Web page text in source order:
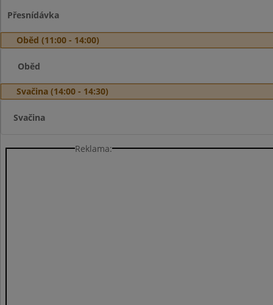
Přesnídávka
Oběd (11:00 - 14:00)
Oběd
Svačina (14:00 - 14:30)
Svačina
Reklama: